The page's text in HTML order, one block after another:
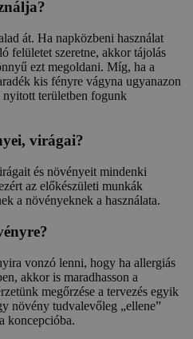
át. Ha napközbeni használat
felületet szeretne, akkor tájolás
ezt megoldani. Míg, ha a
kis fényre vágyna ugyanazon
területben fogunk
virágai?
és növényeit mindenki
az előkészületi munkák
a növényeknek a használata.
vonzó lenni, hogy ha allergiás
akkor is maradhasson a
megőrzése a tervezés egyik
növény tudvalevőleg „ellene”
koncepcióba.